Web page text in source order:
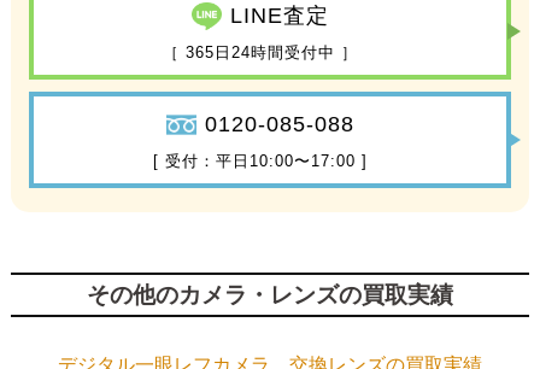
LINE査定
［ 365日24時間受付中 ］
0120-085-088
[ 受付：平日10:00〜17:00 ]
その他のカメラ・レンズの買取実績